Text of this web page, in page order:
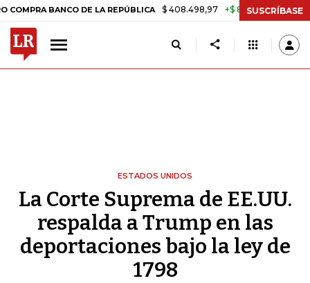
BANCO DE LA REPÚBLICA $ 408.498,97 +$ 8.753,81 +2,19% TASA
SUSCRÍBASE
ESTADOS UNIDOS
La Corte Suprema de EE.UU.
respalda a Trump en las
deportaciones bajo la ley de
1798